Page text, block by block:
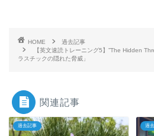
HOME
過去記事
【英文速読トレーニング5】”The Hidden
ラスチックの隠れた脅威」
関連記事
過去記事 過